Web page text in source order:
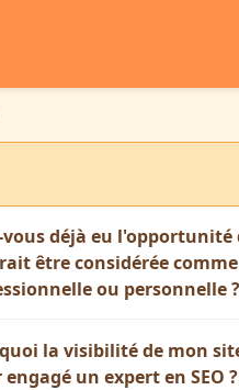
vous déjà eu
être considérée
ou personnelle ?
la visibilité de mon
un expert en SEO ?